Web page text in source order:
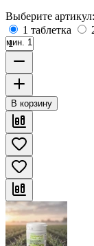
Выберите артикул:
1 таблетка
мин. 1
В корзину